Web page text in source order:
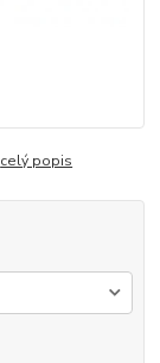
celý popis